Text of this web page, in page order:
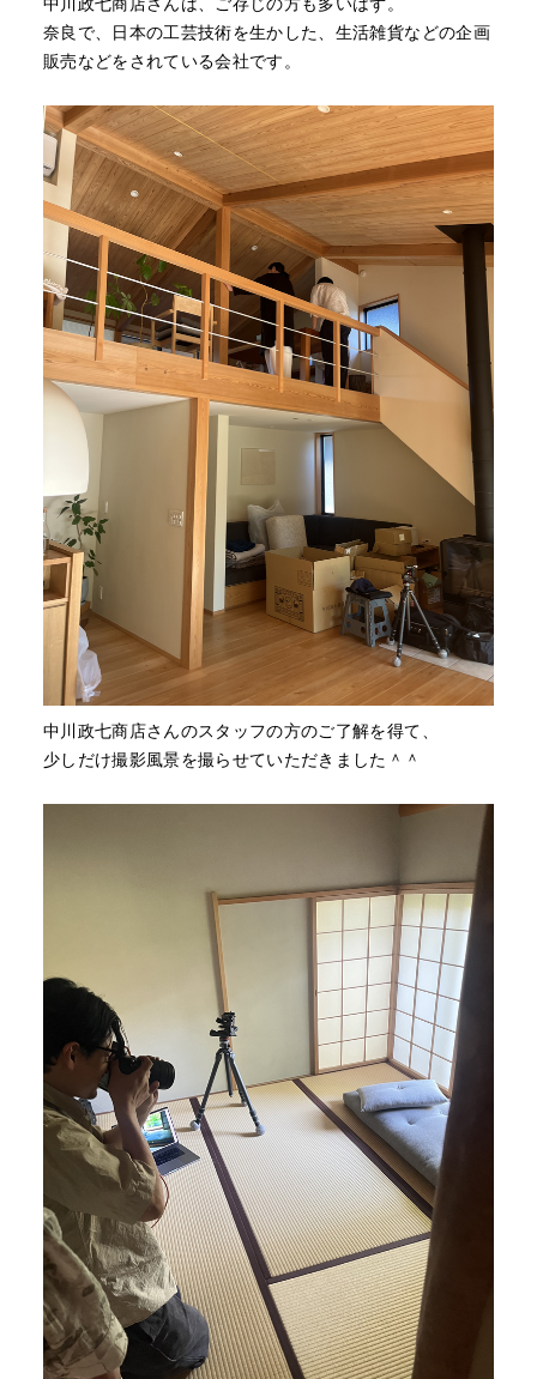
中川政七商店さんは、ご存じの方も多いはず。
奈良で、日本の工芸技術を生かした、生活雑貨などの企画
販売などをされている会社です。
中川政七商店さんのスタッフの方のご了解を得て、
少しだけ撮影風景を撮らせていただきました＾＾